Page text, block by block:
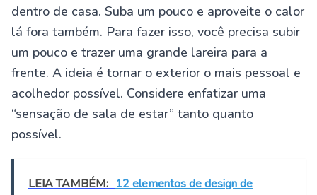
dentro de casa. Suba um pouco e aproveite o calor
lá fora também. Para fazer isso, você precisa subir
um pouco e trazer uma grande lareira para a
frente. A ideia é tornar o exterior o mais pessoal e
acolhedor possível. Considere enfatizar uma
“sensação de sala de estar” tanto quanto
possível.
LEIA TAMBÉM: 12 elementos de design de